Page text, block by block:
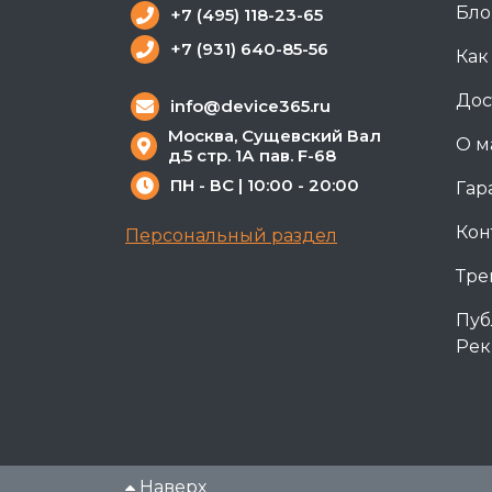
О
+7 (495) 118-23-65
+7 (931) 640-85-56
info@device365.ru
Москва, Сущевский Вал
д.5 стр. 1А пав. F-68
ПН - ВС | 10:00 - 20:00
Персональный раздел
Наверх